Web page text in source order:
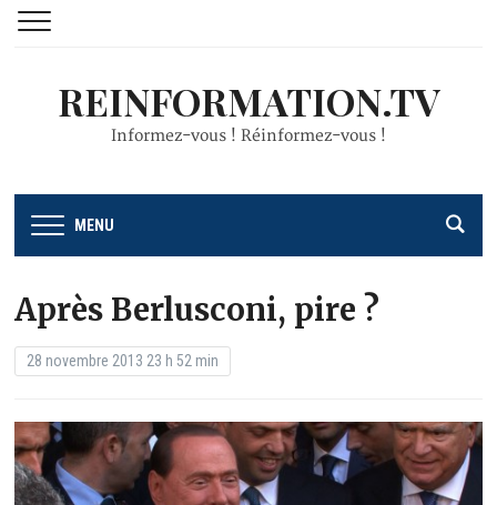
REINFORMATION.TV
Informez-vous ! Réinformez-vous !
MENU
Après Berlusconi, pire ?
28 novembre 2013 23 h 52 min